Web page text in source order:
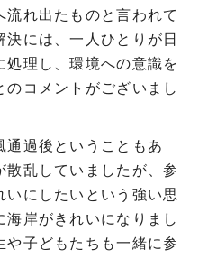
れ出たものと言われて
には、一人ひとりが日
理し、環境への意識を
コメントがございまし
通過後ということもあ
散乱していましたが、参
いにしたいという強い思
岸がきれいになりまし
や子どもたちも一緒に参